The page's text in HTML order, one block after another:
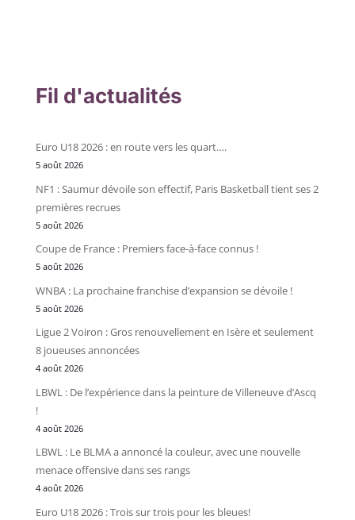
Fil d'actualités
Euro U18 2026 : en route vers les quart….
5 août 2026
NF1 : Saumur dévoile son effectif, Paris Basketball tient ses 2
premières recrues
5 août 2026
Coupe de France : Premiers face-à-face connus !
5 août 2026
WNBA : La prochaine franchise d’expansion se dévoile !
5 août 2026
Ligue 2 Voiron : Gros renouvellement en Isère et seulement
8 joueuses annoncées
4 août 2026
LBWL : De l’expérience dans la peinture de Villeneuve d’Ascq
!
4 août 2026
LBWL : Le BLMA a annoncé la couleur, avec une nouvelle
menace offensive dans ses rangs
4 août 2026
Euro U18 2026 : Trois sur trois pour les bleues!